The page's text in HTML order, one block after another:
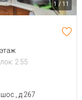
1 / 11
2.55
д 267